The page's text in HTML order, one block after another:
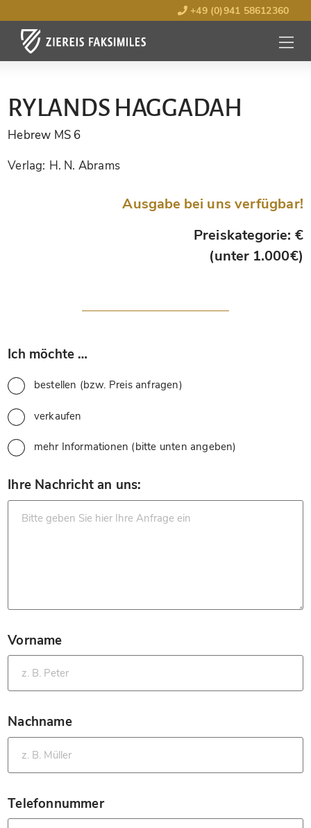
+49 (0)941 58612360
MENÜ
RYLANDS HAGGADAH
Hebrew MS 6
Verlag: H. N. Abrams
Ausgabe bei uns verfügbar!
Preiskategorie: €
(unter 1.000€)
Ich möchte …
bestellen (bzw. Preis anfragen)
verkaufen
mehr Informationen (bitte unten angeben)
Ihre Nachricht an uns:
Vorname
*
Nachname
*
Telefonnummer
*